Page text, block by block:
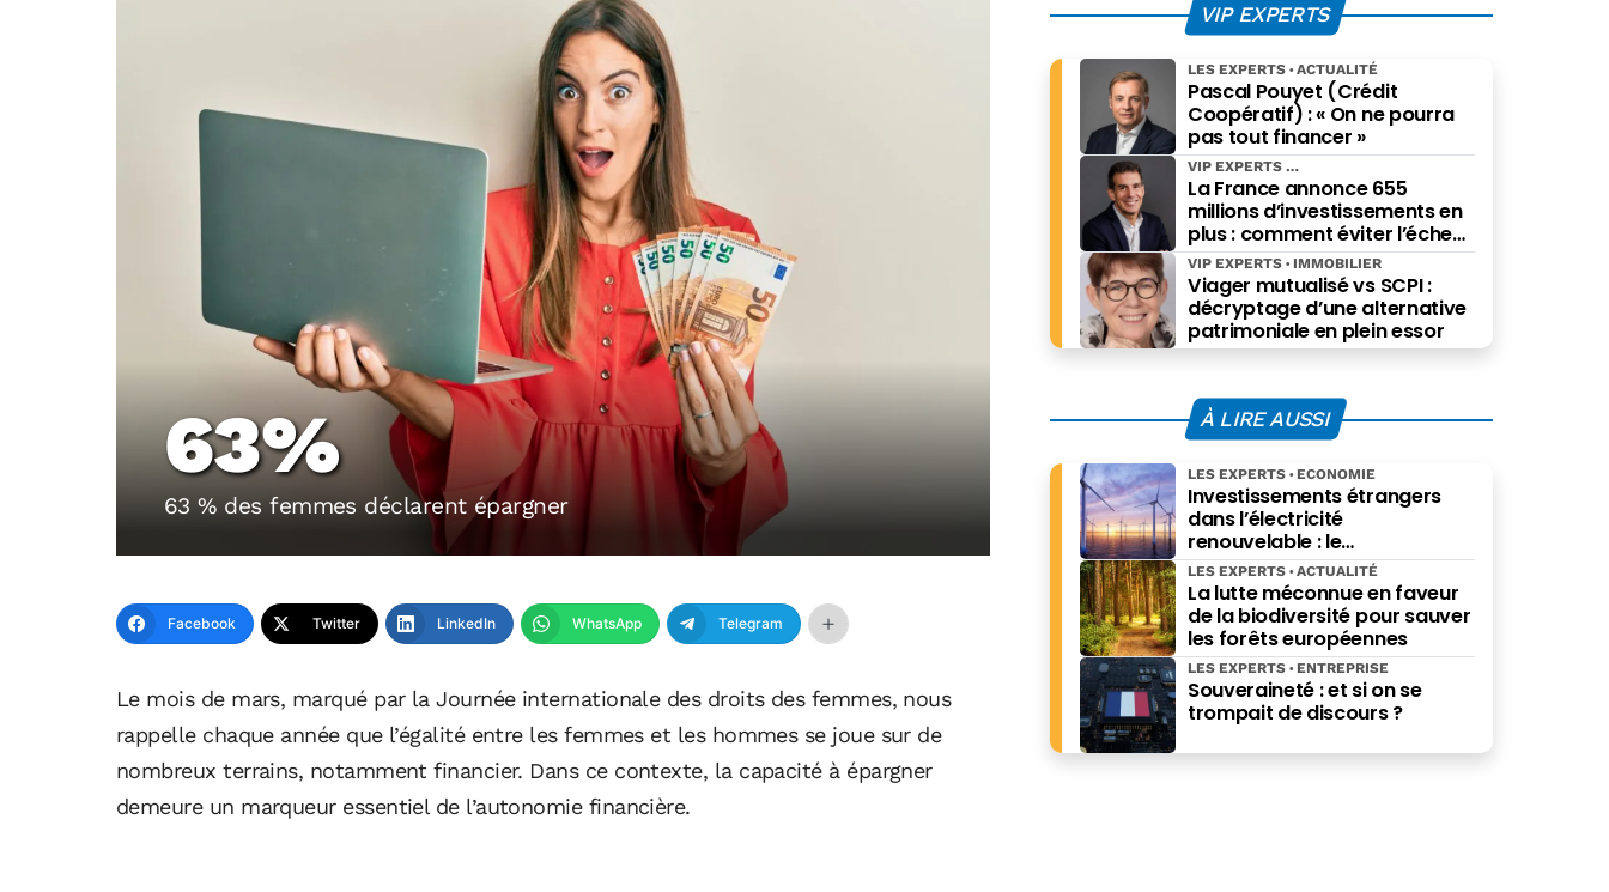
63%
63 % des femmes déclarent épargner
Facebook Twitter LinkedIn WhatsApp Telegram
Le mois de mars, marqué par la Journée internationale des droits des femmes, nous
rappelle chaque année que l’égalité entre les femmes et les hommes se joue sur de
nombreux terrains, notamment financier. Dans ce contexte, la capacité à épargner
demeure un marqueur essentiel de l’autonomie financière.
VIP EXPERTS
Pascal Pouyet (Crédit
Coopératif) : « On ne pourra
pas tout financer »
LES EXPERTS ACTUALITÉ
La France annonce 655
millions d’investissements en
plus : comment éviter l’échec
des projets à grande échelle ?
VIP EXPERTS
Viager mutualisé vs SCPI :
décryptage d’une alternative
patrimoniale en plein essor
VIP EXPERTS IMMOBILIER
À LIRE AUSSI
Investissements étrangers
dans l’électricité
renouvelable : le
gouvernement au pied du
mur
LES EXPERTS ECONOMIE
La lutte méconnue en faveur
de la biodiversité pour sauver
les forêts européennes
LES EXPERTS ACTUALITÉ
Souveraineté : et si on se
trompait de discours ?
LES EXPERTS ENTREPRISE